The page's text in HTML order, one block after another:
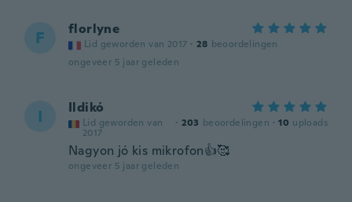
F florlyne
Lid geworden van 2017 · 28 beoordelingen
ongeveer 5 jaar geleden
I Ildikó
Lid geworden van
2017
· 203 beoordelingen · 10 uploads
Nagyon jó kis mikrofon👍🥰
ongeveer 5 jaar geleden